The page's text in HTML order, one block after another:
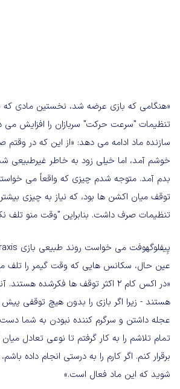
«هنگامی که بازی عرضه شد، نخستین مادی
تنظیمات "سرعت حرکت" سربازان را افزایش می
سازنده ماد ادامه می دهد: «از این که در
خوشم آمد، اما خیلی زود به خاطر غیرطبیعی
بدم آمد. متوجه شدم چیزی که واقعاً می
توقف میان اکشن ها بود، که نیاز به چیزی
تنظیمات صرف داشت. بنابراین "وقت منو تلف
عین حال، سکانس هایی که وقت گیمر را تلف می
«در اکس کام 2 اکثر توقف ها فکرشده
هستند - زیرا اگر بازی را بدون هیچ توقفی
عجله داشتن و سرگرم کننده نبودن به شما
تمام تلاشم را به کار گرفتم تا نوعی تعادل
برقرار کنم. اگر کارم را به درستی انجام داده
شوید که این ماد فعال است.»